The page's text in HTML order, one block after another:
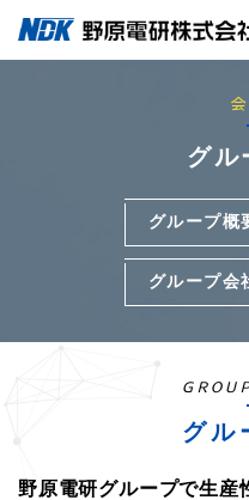
グル
グループ概
グループ会
グル
野原電研グループで生産